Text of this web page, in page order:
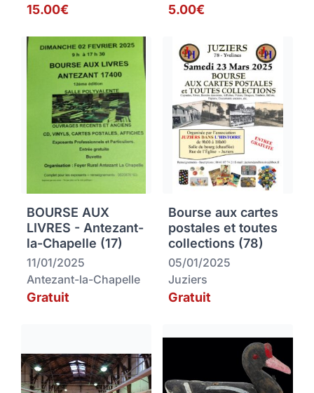
15.00€ 5.00€
BOURSE AUX
LIVRES - Antezant-
la-Chapelle (17)
11/01/2025
Antezant-la-Chapelle
Gratuit
Bourse aux cartes
postales et toutes
collections (78)
05/01/2025
Juziers
Gratuit